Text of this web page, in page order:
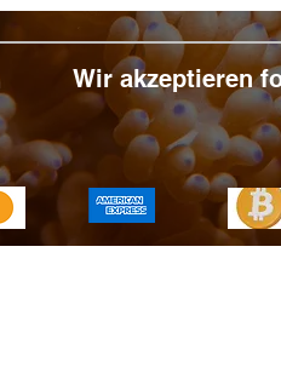
Wir akzeptieren